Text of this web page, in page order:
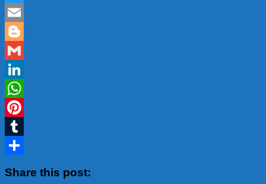
Twitter
Email
Blogger
Gmail
LinkedIn
WhatsApp
Pinterest
Tumblr
Share this post: